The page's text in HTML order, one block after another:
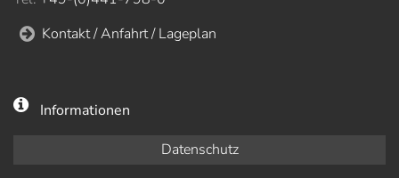
Kontakt / Anfahrt / Lageplan
Informationen
Datenschutz